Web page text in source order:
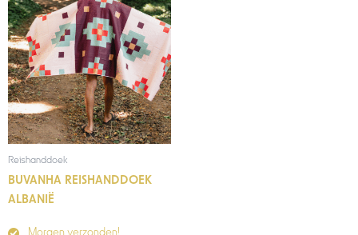
Reishanddoek
BUVANHA REISHANDDOEK
ALBANIË
Morgen verzonden!